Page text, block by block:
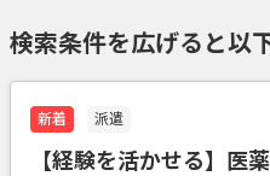
検索条件を広げると以
新着 派遣
【経験を活かせる】医